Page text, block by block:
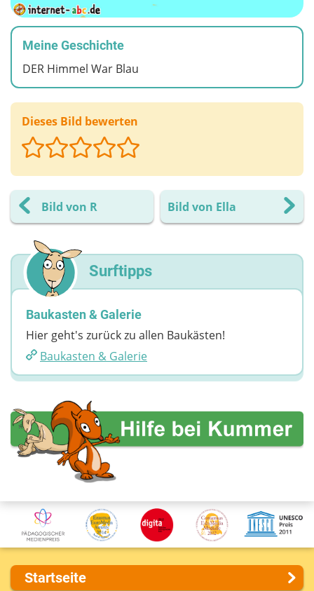
Meine Geschichte
DER Himmel War Blau
Dieses Bild bewerten
Bild von R Bild von Ella
Surftipps
Baukasten & Galerie
Hier geht's zurück zu allen Baukästen!
Baukasten & Galerie
Startseite